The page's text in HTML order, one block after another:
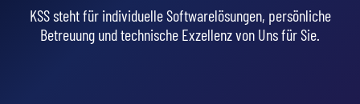
KSS steht für individuelle Softwarelösungen, persönliche
Betreuung und technische Exzellenz von Uns für Sie.